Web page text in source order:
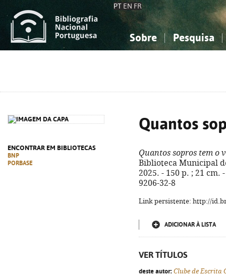
PT EN FR
Sobre Pesquisa
ENCONTRAR EM BIBLIOTECAS
BNP
PORBASE
Quantos
Quantos sopros tem o
Biblioteca Municipal
2025. - 150 p. ; 21 cm.
9206-32-8
Link persistente: http://
ADICIONAR À LISTA
VER TÍTULOS
deste autor: Clube de Escrita